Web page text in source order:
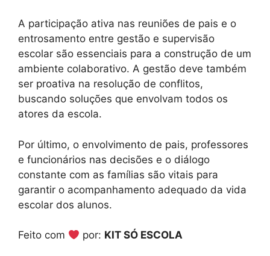
A participação ativa nas reuniões de pais e o
entrosamento entre gestão e supervisão
escolar são essenciais para a construção de um
ambiente colaborativo. A gestão deve também
ser proativa na resolução de conflitos,
buscando soluções que envolvam todos os
atores da escola.
Por último, o envolvimento de pais, professores
e funcionários nas decisões e o diálogo
constante com as famílias são vitais para
garantir o acompanhamento adequado da vida
escolar dos alunos.
Feito com por: KIT SÓ ESCOLA